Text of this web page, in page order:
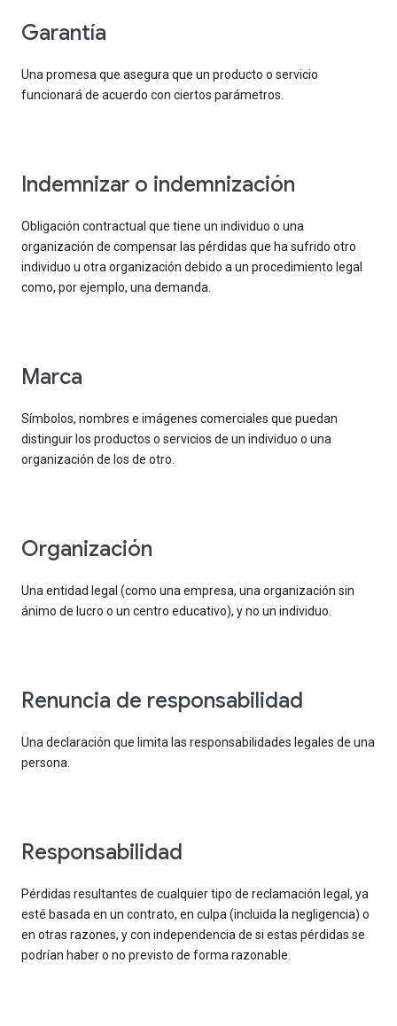
garantía
Una promesa que asegura que un producto o servicio
funcionará de acuerdo con ciertos parámetros.
indemnizar o indemnización
Obligación contractual que tiene un individuo o una
organización de compensar las pérdidas que ha sufrido otro
individuo u otra organización debido a un procedimiento legal
como, por ejemplo, una demanda.
marca
Símbolos, nombres e imágenes comerciales que puedan
distinguir los productos o servicios de un individuo o una
organización de los de otro.
organización
Una entidad legal (como una empresa, una organización sin
ánimo de lucro o un centro educativo), y no un individuo.
renuncia de responsabilidad
Una declaración que limita las responsabilidades legales de una
persona.
responsabilidad
Pérdidas resultantes de cualquier tipo de reclamación legal, ya
esté basada en un contrato, en culpa (incluida la negligencia) o
en otras razones, y con independencia de si estas pérdidas se
podrían haber o no previsto de forma razonable.